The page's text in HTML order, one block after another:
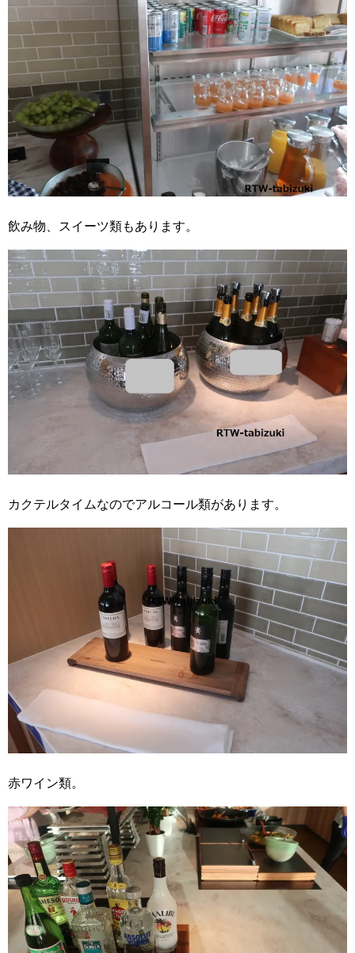
飲み物、スイーツ類もあります。
カクテルタイムなのでアルコール類があります。
赤ワイン類。